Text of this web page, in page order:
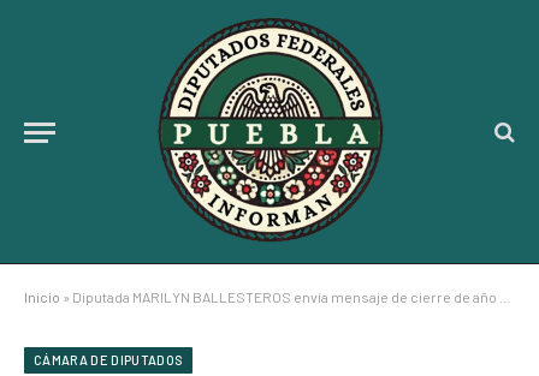
Inicio » Diputada MARILYN BALLESTEROS envía mensaje de cierre de año 2025
CÁMARA DE DIPUTADOS